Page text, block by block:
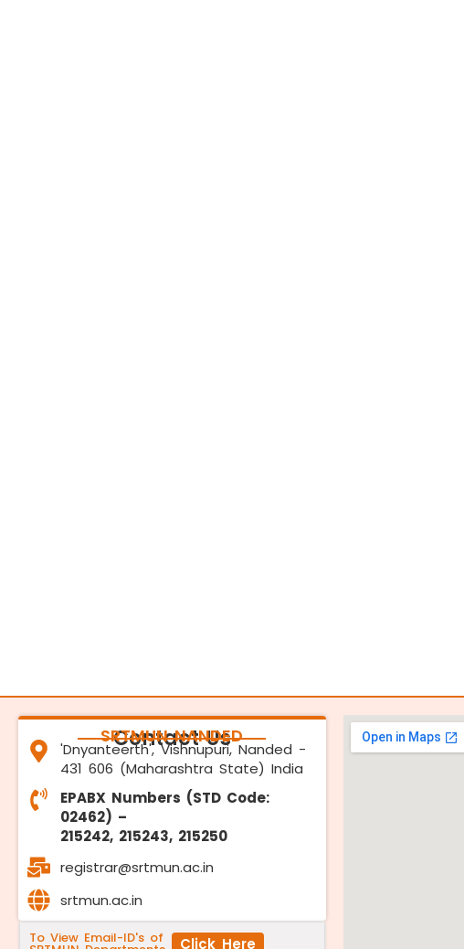
Contact Us
SRTMUN NANDED
'Dnyanteerth', Vishnupuri, Nanded -
431 606 (Maharashtra State) India
EPABX Numbers (STD Code:
02462) –
215242, 215243, 215250
registrar@srtmun.ac.in
srtmun.ac.in
To View Email-ID's of Click Here